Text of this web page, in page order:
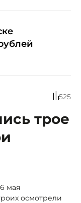
525
трое
мая
осмотрели